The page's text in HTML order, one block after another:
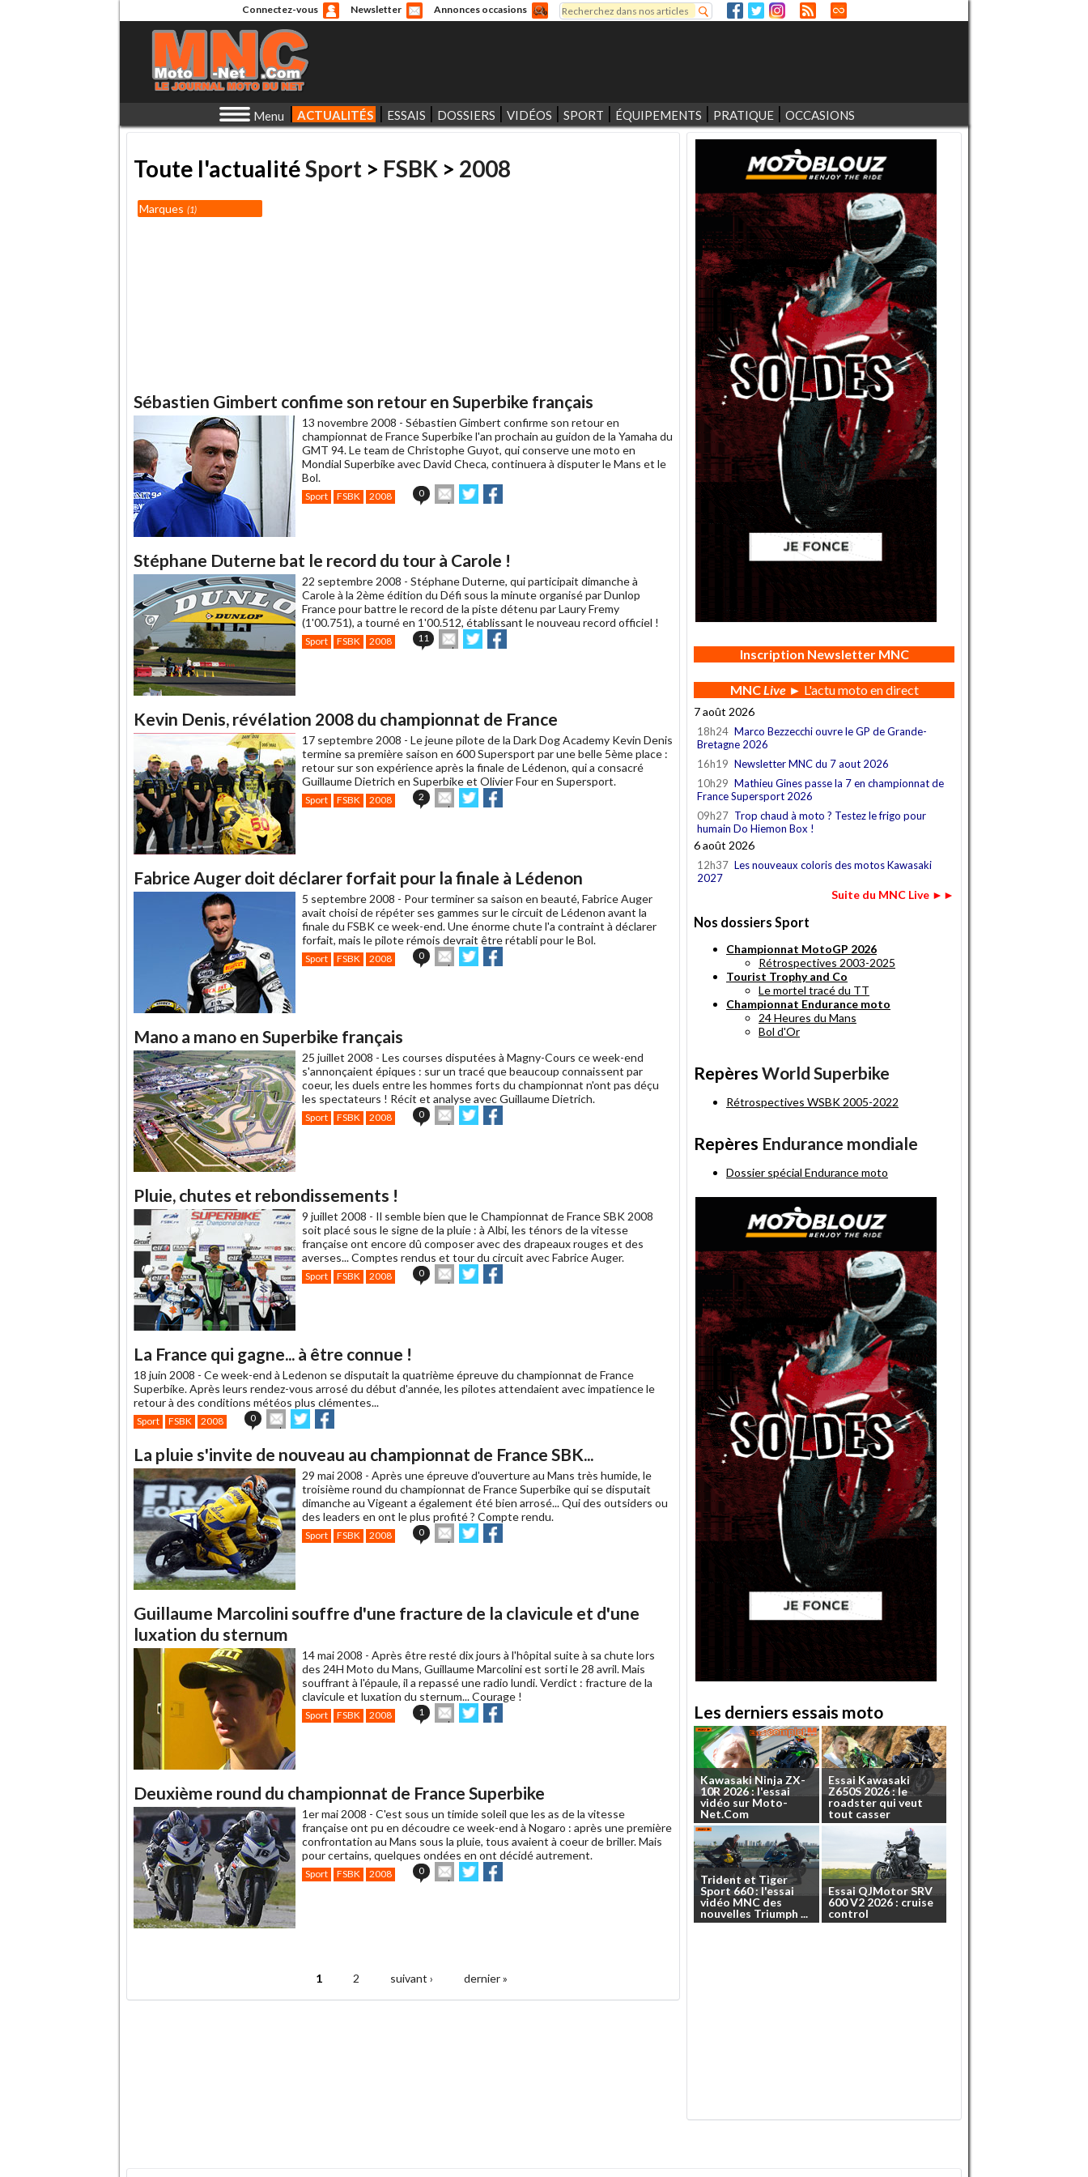
Connectez-vous Newsletter Annonces occasions
Formulaire de recherche
Rechercher
Menu ACTUALITÉS ESSAIS DOSSIERS VIDÉOS SPORT ÉQUIPEMENTS PRATIQUE OCCASIONS
Toute l'actualitéSport > FSBK > 2008
Marques 1
Sébastien Gimbert confime son retour en Superbike français
13 novembre 2008 - Sébastien Gimbert confirme son retour en
championnat de France Superbike l'an prochain au guidon de la Yamaha du
GMT 94. Le team de Christophe Guyot, qui conserve une moto en
Mondial Superbike avec David Checa, continuera à disputer le Mans et le
Bol.
Sport FSBK 2008 0
Envoyer
cet
ami
Partager
sur sur
Stéphane Duterne bat le record du tour à Carole !
22 septembre 2008 - Stéphane Duterne, qui participait dimanche à
Carole à la 2ème édition du Défi sous la minute organisé par Dunlop
France pour battre le record de la piste détenu par Laury Fremy
(1'00.751), a tourné en 1'00.512, établissant le nouveau record officiel !
Sport FSBK 2008 11
Envoyer
cet
Partager
sur sur
Kevin Denis, révélation 2008 du championnat de France
17 septembre 2008 - Le jeune pilote de la Dark Dog Academy Kevin Denis
termine sa première saison en 600 Supersport par une belle 5ème place :
retour sur son expérience après la finale de Lédenon, qui a consacré
Guillaume Dietrich en Superbike et Olivier Four en Supersport.
Sport FSBK 2008 2
Envoyer
cet
Partager
sur sur
Fabrice Auger doit déclarer forfait pour la finale à Lédenon
5 septembre 2008 - Pour terminer sa saison en beauté, Fabrice Auger
avait choisi de répéter ses gammes sur le circuit de Lédenon avant la
finale du FSBK ce week-end. Une énorme chute l'a contraint à déclarer
forfait, mais le pilote rémois devrait être rétabli pour le Bol.
Sport FSBK 2008 0
Envoyer
cet
Partager
sur sur
Mano a mano en Superbike français
25 juillet 2008 - Les courses disputées à Magny-Cours ce week-end
s'annonçaient épiques : sur un tracé que beaucoup connaissent par
coeur, les duels entre les hommes forts du championnat n'ont pas déçu
les spectateurs ! Récit et analyse avec Guillaume Dietrich.
Sport FSBK 2008 0
Envoyer
cet
Partager
sur sur
Pluie, chutes et rebondissements !
9 juillet 2008 - Il semble bien que le Championnat de France SBK 2008
soit placé sous le signe de la pluie : à Albi, les ténors de la vitesse
française ont encore dû composer avec des drapeaux rouges et des
averses... Comptes rendus et tour du circuit avec Fabrice Auger.
Sport FSBK 2008 0
Envoyer
cet
Partager
sur sur
La France qui gagne... à être connue !
18 juin 2008 - Ce week-end à Ledenon se disputait la quatrième épreuve du championnat de France
Superbike. Après leurs rendez-vous arrosé du début d'année, les pilotes attendaient avec impatience le
retour à des conditions météos plus clémentes...
Sport FSBK 2008 0
Envoyer
cet
à
un
ami
Partager
sur sur
La pluie s'invite de nouveau au championnat de France SBK...
29 mai 2008 - Après une épreuve d'ouverture au Mans très humide, le
troisième round du championnat de France Superbike qui se disputait
dimanche au Vigeant a également été bien arrosé... Qui des outsiders ou
des leaders en ont le plus profité ? Compte rendu.
Sport FSBK 2008 0
Envoyer
cet
Partager
sur sur
Guillaume Marcolini souffre d'une fracture de la clavicule et d'une
luxation du sternum
14 mai 2008 - Après être resté dix jours à l'hôpital suite à sa chute lors
des 24H Moto du Mans, Guillaume Marcolini est sorti le 28 avril. Mais
souffrant à l'épaule, il a repassé une radio lundi. Verdict : fracture de la
clavicule et luxation du sternum... Courage !
Sport FSBK 2008 1
Envoyer
cet
Partager
sur sur
Deuxième round du championnat de France Superbike
1er mai 2008 - C'est sous un timide soleil que les as de la vitesse
française ont pu en découdre ce week-end à Nogaro : après une première
confrontation au Mans sous la pluie, tous avaient à coeur de briller. Mais
pour certains, quelques ondées en ont décidé autrement.
Sport FSBK 2008 0
Envoyer
cet
Partager
sur sur
1 2 suivant › dernier »
Inscription Newsletter MNC
MNCLive► L'actu moto en direct
7 août 2026
18h24 Marco Bezzecchi ouvre le GP de Grande-
Bretagne 2026
16h19 Newsletter MNC du 7 aout 2026
10h29 Mathieu Gines passe la 7 en championnat de
France Supersport 2026
09h27 Trop chaud à moto ? Testez le frigo pour
humain Do Hiemon Box !
6 août 2026
12h37 Les nouveaux coloris des motos Kawasaki
2027
Suite du MNC Live ►►
Nos dossiers Sport
Championnat MotoGP 2026
Rétrospectives 2003-2025
Tourist Trophy and Co
Le mortel tracé du TT
Championnat Endurance moto
24 Heures du Mans
Bol d'Or
Repères World Superbike
Rétrospectives WSBK 2005-2022
Repères Endurance mondiale
Dossier spécial Endurance moto
Les derniers essais moto
KawasakiNinja ZX-
10R2026: l'essai
vidéo sur Moto-
Net.Com
EssaiKawasaki
Z650S 2026:le
roadster qui veut
tout casser
Trident etTiger
Sport660:l'essai
vidéo MNC des
nouvelles Triumph ...
Essai QJMotorSRV
600V2 2026 : cruise
control